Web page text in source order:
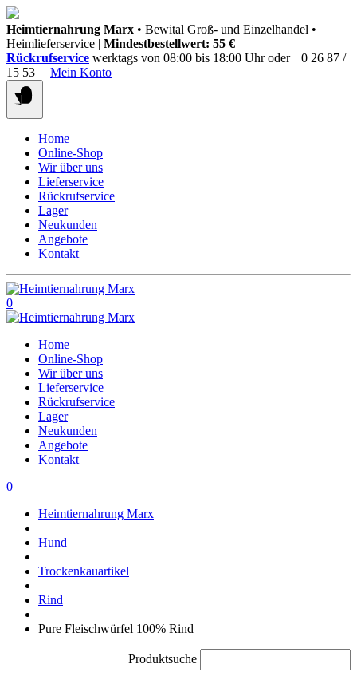
Springen
Sie
zum
Inhalt
Heimtiernahrung Marx • Bewital Groß- und Einzelhandel •
Heimlieferservice | Mindestbestellwert: 55 €
Rückrufservice werktags von 08:00 bis 18:00 Uhr oder
0 26 87 /
15 53
Mein Konto
Home
Online-Shop
Wir über uns
Lieferservice
Rückrufservice
Lager
Neukunden
Angebote
Kontakt
0
Home
Online-Shop
Wir über uns
Lieferservice
Rückrufservice
Lager
Neukunden
Angebote
Kontakt
0
Heimtiernahrung Marx
Hund
Trockenkauartikel
Rind
Pure Fleischwürfel 100% Rind
Produktsuche